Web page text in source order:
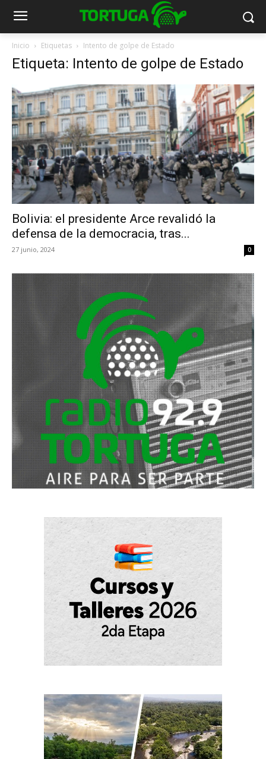
Inicio Etiquetas Intento de golpe de Estado
Etiqueta: Intento de golpe de Estado
Bolivia: el presidente Arce revalidó la
defensa de la democracia, tras...
27 junio, 2024 0